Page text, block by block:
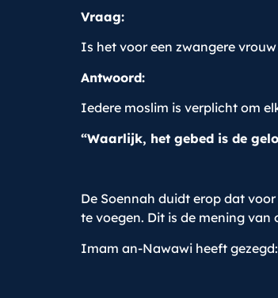
Vraag:
Is het voor een zwangere
Antwoord:
Iedere moslim is verplicht om
“Waarlijk, het gebed is de
De Soennah duidt erop dat
te voegen. Dit is de mening
Imam an-Nawawi heeft